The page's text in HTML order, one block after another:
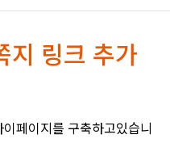
지 링크 추가
페이지를 구축하고있습니